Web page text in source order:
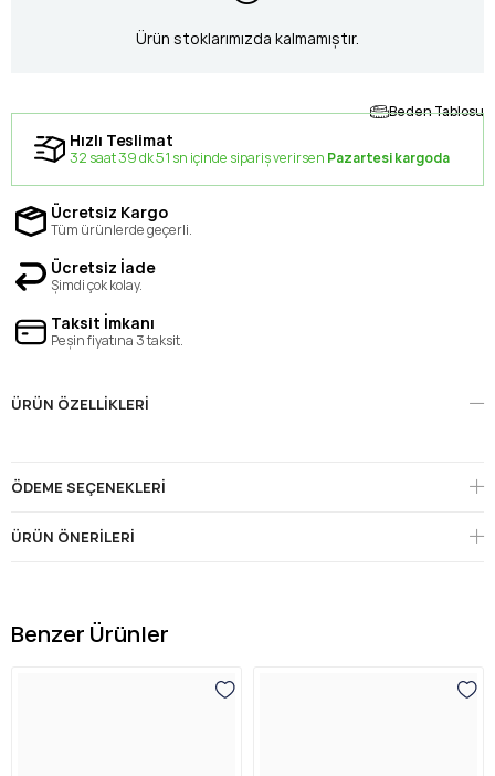
Ürün stoklarımızda kalmamıştır.
Beden Tablosu
Hızlı Teslimat
32 saat 39 dk 50 sn içinde sipariş verirsenPazartesi kargoda
Ücretsiz Kargo
Tüm ürünlerde geçerli.
Ücretsiz İade
Şimdi çok kolay.
Taksit İmkanı
Peşin fiyatına 3 taksit.
ÜRÜN ÖZELLIKLERI
ÖDEME SEÇENEKLERI
ÜRÜN ÖNERILERI
Benzer Ürünler